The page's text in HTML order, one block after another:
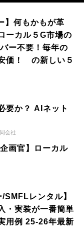
】何もかもが革
ーカル５G市場の
ー不要！毎年の
価！ の新しい５
要か？ AIネット
会社
画官】ローカル
SMFLレンタル】
・実装が一番簡単
用例 25-26年最新